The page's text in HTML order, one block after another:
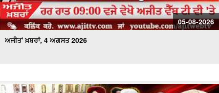
05-08-2026
ਅਜੀਤ' ਖ਼ਬਰਾਂ, 4 ਅਗਸਤ 2026